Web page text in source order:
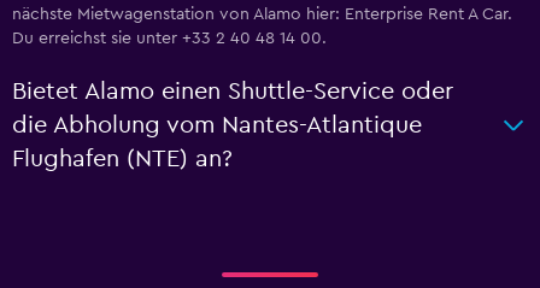
nächste Mietwagenstation von Alamo hier: Enterprise Rent A Car.
Du erreichst sie unter +33 2 40 48 14 00.
Bietet Alamo einen Shuttle-Service oder
die Abholung vom Nantes-Atlantique
Flughafen (NTE) an?